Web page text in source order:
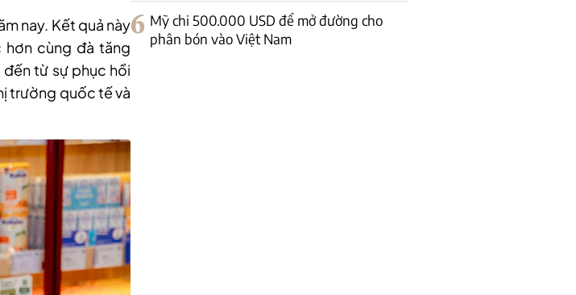
nay. Kết quả này
cùng đà tăng
từ sự phục hồi
trường quốc tế và
6 Mỹ chi 500.000 USD để mở đường cho
phân bón vào Việt Nam